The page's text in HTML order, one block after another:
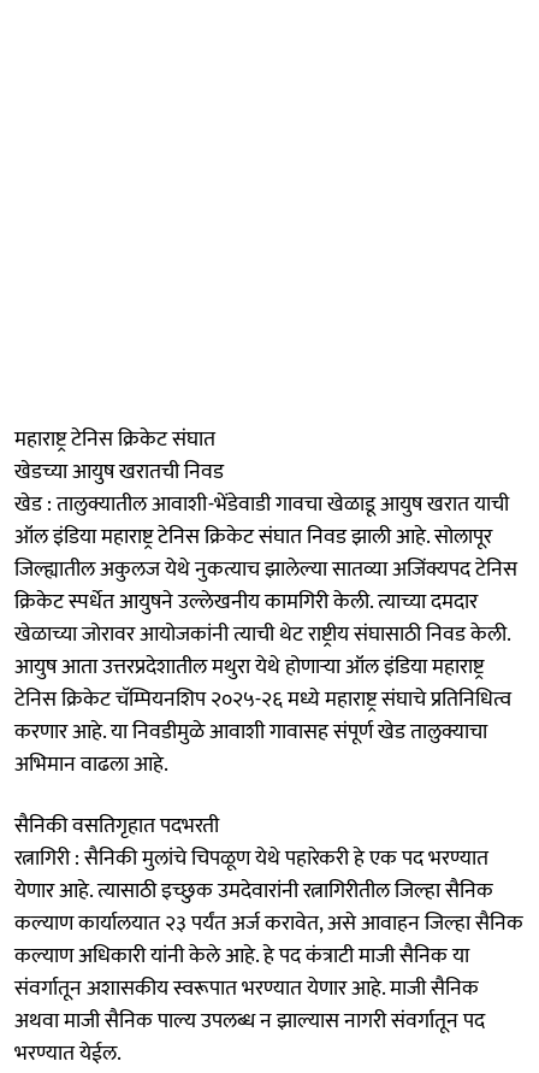
महाराष्ट्र टेनिस क्रिकेट संघात
खेडच्या आयुष खरातची निवड
खेड : तालुक्यातील आवाशी-भेंडेवाडी गावचा खेळाडू आयुष खरात याची
ऑल इंडिया महाराष्ट्र टेनिस क्रिकेट संघात निवड झाली आहे. सोलापूर
जिल्ह्यातील अकुलज येथे नुकत्याच झालेल्या सातव्या अजिंक्यपद टेनिस
क्रिकेट स्पर्धेत आयुषने उल्लेखनीय कामगिरी केली. त्याच्या दमदार
खेळाच्या जोरावर आयोजकांनी त्याची थेट राष्ट्रीय संघासाठी निवड केली.
आयुष आता उत्तरप्रदेशातील मथुरा येथे होणाऱ्या ऑल इंडिया महाराष्ट्र
टेनिस क्रिकेट चॅम्पियनशिप २०२५-२६ मध्ये महाराष्ट्र संघाचे प्रतिनिधित्व
करणार आहे. या निवडीमुळे आवाशी गावासह संपूर्ण खेड तालुक्याचा
अभिमान वाढला आहे.
सैनिकी वसतिगृहात पदभरती
रत्नागिरी : सैनिकी मुलांचे चिपळूण येथे पहारेकरी हे एक पद भरण्यात
येणार आहे. त्यासाठी इच्छुक उमदेवारांनी रत्नागिरीतील जिल्हा सैनिक
कल्याण कार्यालयात २३ पर्यंत अर्ज करावेत, असे आवाहन जिल्हा सैनिक
कल्याण अधिकारी यांनी केले आहे. हे पद कंत्राटी माजी सैनिक या
संवर्गातून अशासकीय स्वरूपात भरण्यात येणार आहे. माजी सैनिक
अथवा माजी सैनिक पाल्य उपलब्ध न झाल्यास नागरी संवर्गातून पद
भरण्यात येईल.